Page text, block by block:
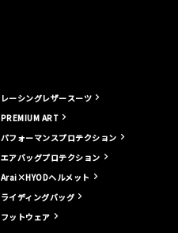
レーシングレザースーツ
PREMIUM ART
パフォーマンスプロテクション
エアバッグプロテクション
Arai×HYODヘルメット
ライディングバッグ
フットウェア